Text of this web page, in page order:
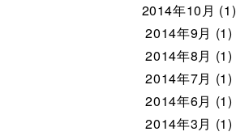
2014年10月 (1)
2014年9月 (1)
2014年8月 (1)
2014年7月 (1)
2014年6月 (1)
2014年3月 (1)